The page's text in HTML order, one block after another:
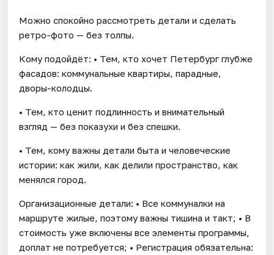
Можно спокойно рассмотреть детали и сделать
ретро-фото — без толпы.
Кому подойдёт: • Тем, кто хочет Петербург глубже
фасадов: коммунальные квартиры, парадные,
дворы-колодцы.
• Тем, кто ценит подлинность и внимательный
взгляд — без показухи и без спешки.
• Тем, кому важны детали быта и человеческие
истории: как жили, как делили пространство, как
менялся город.
Организационные детали: • Все коммуналки на
маршруте жилые, поэтому важны тишина и такт; • В
стоимость уже включены все элементы программы,
доплат не потребуется; • Регистрация обязательна: